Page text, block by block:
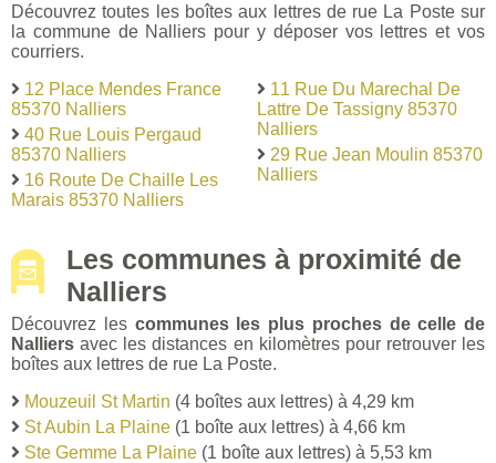
Découvrez toutes les boîtes aux lettres de rue La Poste sur
la commune de Nalliers pour y déposer vos lettres et vos
courriers.
12 Place Mendes France
85370 Nalliers
40 Rue Louis Pergaud
85370 Nalliers
16 Route De Chaille Les
Marais 85370 Nalliers
11 Rue Du Marechal De
Lattre De Tassigny 85370
Nalliers
29 Rue Jean Moulin 85370
Nalliers
Les communes à proximité de
Nalliers
Découvrez les communes les plus proches de celle de
Nalliers avec les distances en kilomètres pour retrouver les
boîtes aux lettres de rue La Poste.
Mouzeuil St Martin (4 boîtes aux lettres) à 4,29 km
St Aubin La Plaine (1 boîte aux lettres) à 4,66 km
Ste Gemme La Plaine (1 boîte aux lettres) à 5,53 km